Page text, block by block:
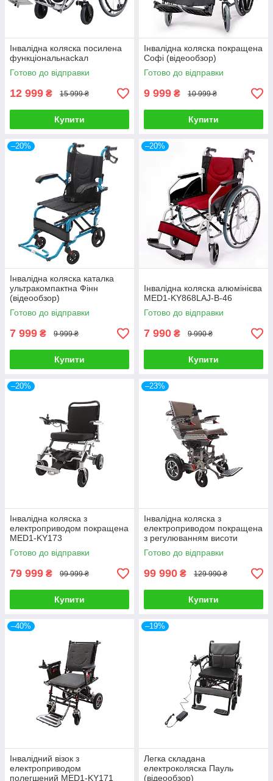
Інвалідна коляска посилена
функціональнаckал
Готово до відправки
12 999 ₴ 15 999 ₴
Купити
Інвалідна коляска покращена
Софі (відеообзор)
Готово до відправки
9 999 ₴ 10 999 ₴
Купити
–20%
Інвалідна коляска каталка
ультракомпактна Фінн
(відеообзор)
Готово до відправки
7 999 ₴ 9 999 ₴
Купити
–20%
Інвалідна коляска алюмінієва
MED1-KY868LAJ-B-46
Готово до відправки
7 990 ₴ 9 990 ₴
Купити
–20%
Інвалідна коляска з
електроприводом покращена
MED1-KY173
Готово до відправки
79 999 ₴ 99 999 ₴
Купити
–23%
Інвалідна коляска з
електроприводом покращена
з регулюванням висоти
сидіння MED1-KY172
Готово до відправки
99 990 ₴ 129 990 ₴
Купити
–40%
Інвалідний візок з
електроприводом
полегшений MED1-KY171
–19%
Легка складана
електроколяска Пауль
(відеообзор)